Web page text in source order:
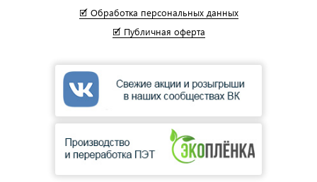
🗹 Обработка персональных данных
🗹 Публичная оферта